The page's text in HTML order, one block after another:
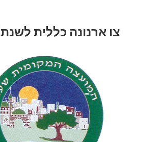
צו ארנונה כללית לשנת 2026